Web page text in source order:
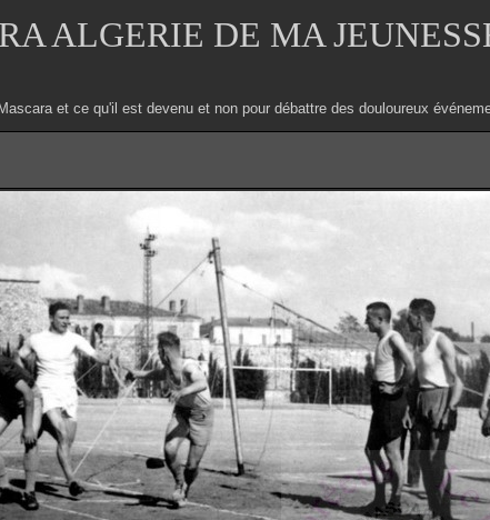
ALGERIE DE MA
et ce qu'il est devenu et non pour débattre des douloureux